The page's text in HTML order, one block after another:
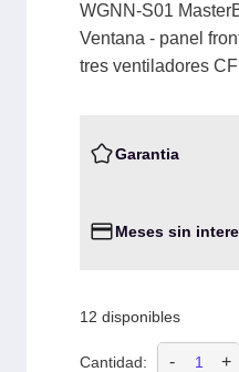
WGNN-S01
Ventana - panel
tres ventiladores
Garantia
Meses sin
12 disponibles
Cantidad: - +